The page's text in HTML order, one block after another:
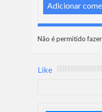
Adicionar
Não é permitido
Like